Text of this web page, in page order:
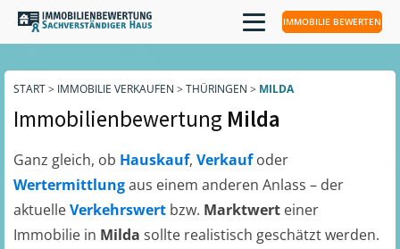
IMMOBILIE BEWERTEN
START> IMMOBILIE VERKAUFEN > THÜRINGEN > MILDA
Immobilienbewertung Milda
Ganz gleich, ob Hauskauf, Verkaufoder
Wertermittlungaus einem anderen Anlass – der
aktuelleVerkehrswert bzw. Marktwert einer
Immobilie in Milda sollte realistisch geschätzt werden.